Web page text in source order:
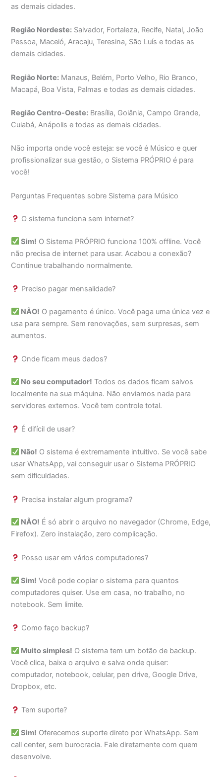
as demais cidades.
Região Nordeste: Salvador, Fortaleza, Recife, Natal, João
Pessoa, Maceió, Aracaju, Teresina, São Luís e todas as
demais cidades.
Região Norte: Manaus, Belém, Porto Velho, Rio Branco,
Macapá, Boa Vista, Palmas e todas as demais cidades.
Região Centro-Oeste: Brasília, Goiânia, Campo Grande,
Cuiabá, Anápolis e todas as demais cidades.
Não importa onde você esteja: se você é Músico e quer
profissionalizar sua gestão, o Sistema PRÓPRIO é para
você!
Perguntas Frequentes sobre Sistema para Músico
O sistema funciona sem internet?
Sim! O Sistema PRÓPRIO funciona 100% offline. Você
não precisa de internet para usar. Acabou a conexão?
Continue trabalhando normalmente.
Preciso pagar mensalidade?
NÃO! O pagamento é único. Você paga uma única vez e
usa para sempre. Sem renovações, sem surpresas, sem
aumentos.
Onde ficam meus dados?
No seu computador! Todos os dados ficam salvos
localmente na sua máquina. Não enviamos nada para
servidores externos. Você tem controle total.
É difícil de usar?
Não! O sistema é extremamente intuitivo. Se você sabe
usar WhatsApp, vai conseguir usar o Sistema PRÓPRIO
sem dificuldades.
Precisa instalar algum programa?
NÃO! É só abrir o arquivo no navegador (Chrome, Edge,
Firefox). Zero instalação, zero complicação.
Posso usar em vários computadores?
Sim! Você pode copiar o sistema para quantos
computadores quiser. Use em casa, no trabalho, no
notebook. Sem limite.
Como faço backup?
Muito simples! O sistema tem um botão de backup.
Você clica, baixa o arquivo e salva onde quiser:
computador, notebook, celular, pen drive, Google Drive,
Dropbox, etc.
Tem suporte?
Sim! Oferecemos suporte direto por WhatsApp. Sem
call center, sem burocracia. Fale diretamente com quem
desenvolve.